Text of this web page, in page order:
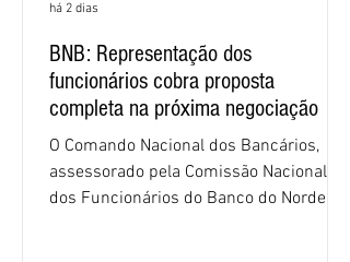
BNB: Representação dos
funcionários cobra proposta
completa na próxima negociação
O Comando Nacional dos Bancários,
assessorado pela Comissão Nacional
dos Funcionários do Banco do Nordeste
há 2 dias